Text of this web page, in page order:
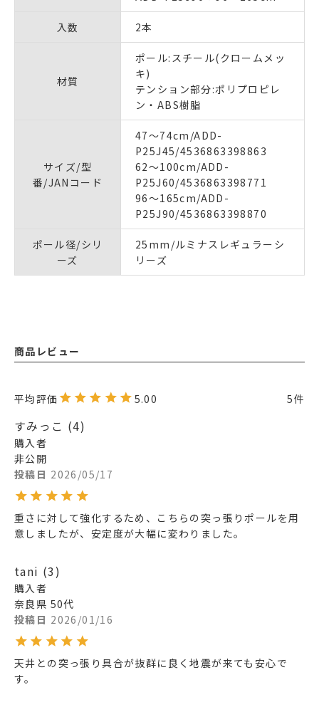
入数 2本
材質
ポール:スチール(クロームメッ
キ)
テンション部分:ポリプロピレ
ン・ABS樹脂
サイズ/型
番/JANコード
47～74cm/ADD-
P25J45/4536863398863
62～100cm/ADD-
P25J60/4536863398771
96～165cm/ADD-
P25J90/4536863398870
ポール径/シリ
ーズ
25mm/ルミナスレギュラーシ
リーズ
商品レビュー
5.00 5
すみっこ 4
購入者
非公開
投稿日 2026/05/17
重さに対して強化するため、こちらの突っ張りポールを用
意しましたが、安定度が大幅に変わりました。
tani 3
購入者
奈良県 50代
投稿日 2026/01/16
天井との突っ張り具合が抜群に良く地震が来ても安心で
す。